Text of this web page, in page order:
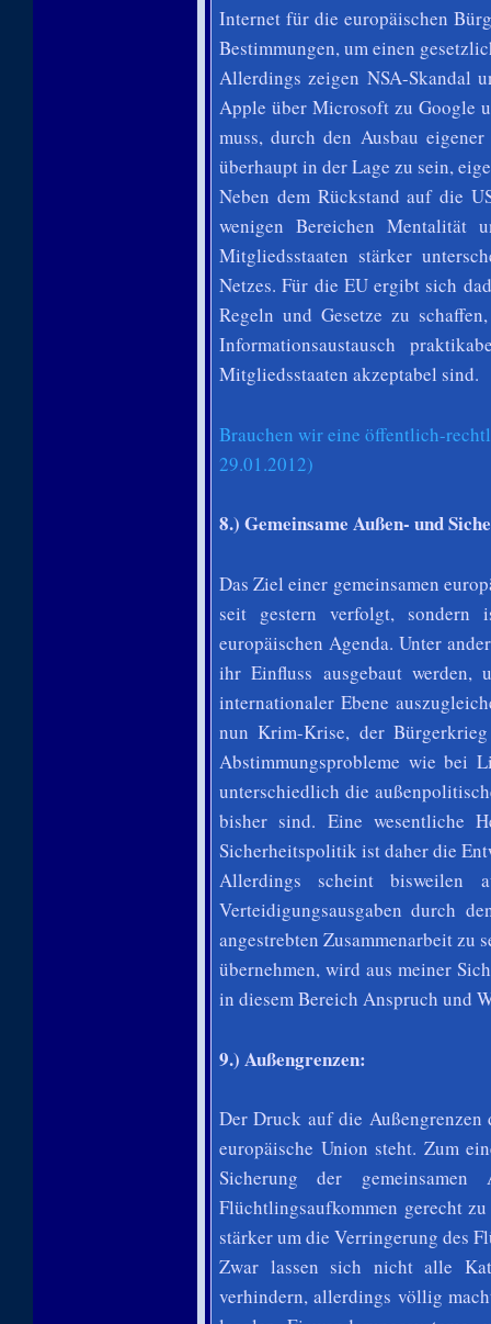
Internet für die europäischen
Bestimmungen, um einen
Allerdings zeigen NSA-Skandal
Apple über Microsoft zu Google
muss, durch den Ausbau
überhaupt in der Lage zu sein,
Neben dem Rückstand auf die
wenigen Bereichen Mentalität
Mitgliedsstaaten stärker
Netzes. Für die EU ergibt sich
Regeln und Gesetze zu
Informationsaustausch
Mitgliedsstaaten akzeptabel sind.
Brauchen wir eine öffentlich-
29.01.2012)
8.) Gemeinsame Außen- und
Das Ziel einer gemeinsamen
seit gestern verfolgt, sondern
europäischen Agenda. Unter
ihr Einfluss ausgebaut werden,
internationaler Ebene
nun Krim-Krise, der
Abstimmungsprobleme wie bei
unterschiedlich die
bisher sind. Eine wesentliche
Sicherheitspolitik ist daher die
Allerdings scheint bisweilen
Verteidigungsausgaben durch
angestrebten Zusammenarbeit zu
übernehmen, wird aus meiner
in diesem Bereich Anspruch und
9.) Außengrenzen:
Der Druck auf die
europäische Union steht. Zum
Sicherung der gemeinsamen
Flüchtlingsaufkommen gerecht
stärker um die Verringerung des
Zwar lassen sich nicht alle
verhindern, allerdings völlig